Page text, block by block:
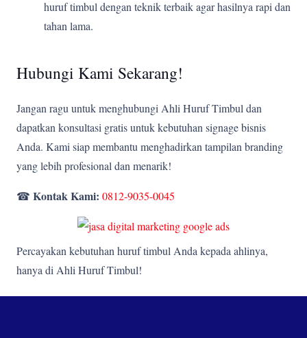
huruf timbul dengan teknik terbaik agar hasilnya rapi dan
tahan lama.
Hubungi Kami Sekarang!
Jangan ragu untuk menghubungi Ahli Huruf Timbul dan
dapatkan konsultasi gratis untuk kebutuhan signage bisnis
Anda. Kami siap membantu menghadirkan tampilan branding
yang lebih profesional dan menarik!
☎ Kontak Kami: 0812-9035-0045
Percayakan kebutuhan huruf timbul Anda kepada ahlinya,
hanya di Ahli Huruf Timbul!